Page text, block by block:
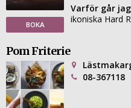
BOKA
Varför går
ikoniska Hard
Pom Friterie
08-367118